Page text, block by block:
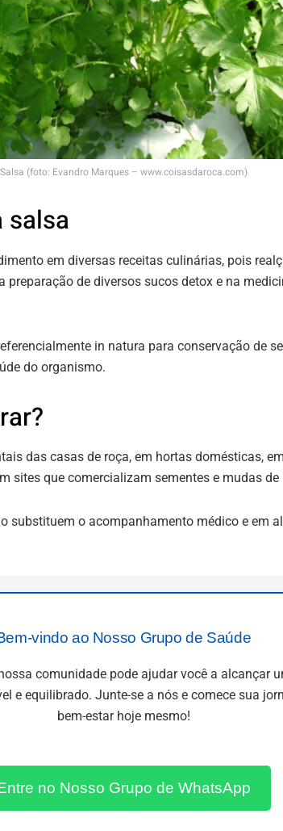
Salsa (foto: Evandro Marques – www.coisasdaroca.com)
salsa
em diversas receitas culinárias, pois
preparação de diversos sucos detox e na
in natura para conservação de
do organismo.
das casas de roça, em hortas domésticas,
sites que comercializam sementes e mudas de
substituem o acompanhamento médico e em
vindo ao Nosso Grupo de Saúde
comunidade pode ajudar você a alcançar
e equilibrado. Junte-se a nós e comece sua
bem-estar hoje mesmo!
no Nosso Grupo de WhatsApp